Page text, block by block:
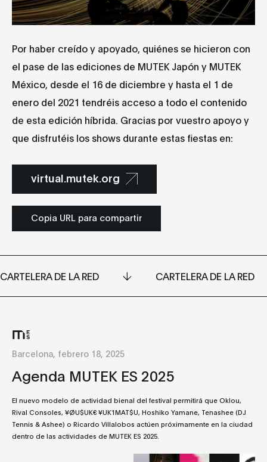
Por haber creído y apoyado, quiénes se hicieron con
el pase de las ediciones de MUTEK Japón y MUTEK
México, desde el 16 de diciembre y hasta el 1 de
enero del 2021 tendréis acceso a todo el contenido
de esta edición híbrida. Gracias por vuestro apoyo y
que disfrutéis los shows durante estas fiestas en:
virtual.mutek.org
Copia URL para compartir
CARTELERA DE LA RED CARTELERA DE LA RED
Barcelona, febrero 18, 2025
Agenda MUTEK ES 2025
El nuevo modelo de actividad bienal del festival permitirá que Oklou,
Rival Consoles, ¥ØU$UK€ ¥UK1MAT$U, Hoshiko Yamane, Tenashee (DJ
Tennis & Ashee) o Ricardo Villalobos actúen próximamente en la ciudad
dentro de las actividades de MUTEK ES 2025.